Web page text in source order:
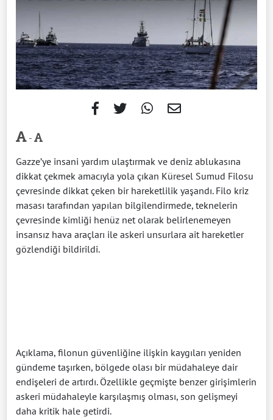
-
Gazze’ye insani yardım ulaştırmak ve deniz ablukasına
dikkat çekmek amacıyla yola çıkan Küresel Sumud Filosu
çevresinde dikkat çeken bir hareketlilik yaşandı. Filo kriz
masası tarafından yapılan bilgilendirmede, teknelerin
çevresinde kimliği henüz net olarak belirlenemeyen
insansız hava araçları ile askeri unsurlara ait hareketler
gözlendiği bildirildi.
Açıklama, filonun güvenliğine ilişkin kaygıları yeniden
gündeme taşırken, bölgede olası bir müdahaleye dair
endişeleri de artırdı. Özellikle geçmişte benzer girişimlerin
askeri müdahaleyle karşılaşmış olması, son gelişmeyi
daha kritik hale getirdi.